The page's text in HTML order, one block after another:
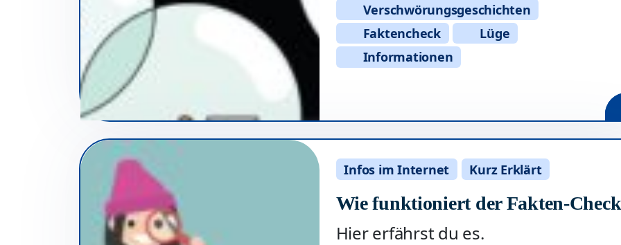
Verschwörungsgeschichten
Faktencheck
Lüge
Informationen
Infos im Internet Kurz Erklärt
Wie funktioniert der Fakten-
Hier erfährst du es.